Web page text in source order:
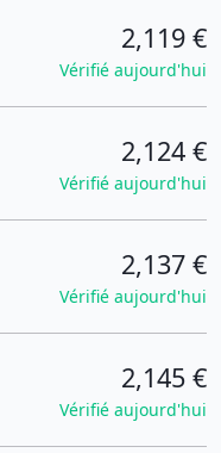
2,119 €
Vérifié aujourd'hui
2,124 €
Vérifié aujourd'hui
2,137 €
Vérifié aujourd'hui
2,145 €
Vérifié aujourd'hui